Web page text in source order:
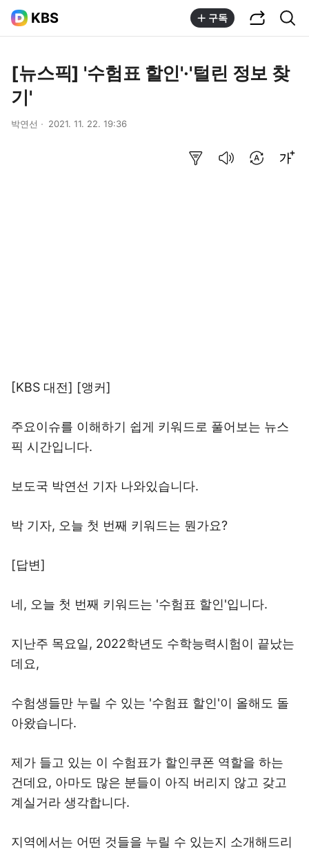
KBS 구독
[뉴스픽] '수험표 할인'·'털린 정보 찾
기'
박연선 2021. 11. 22. 19:36
[KBS 대전] [앵커]
주요이슈를 이해하기 쉽게 키워드로 풀어보는 뉴스
픽 시간입니다.
보도국 박연선 기자 나와있습니다.
박 기자, 오늘 첫 번째 키워드는 뭔가요?
[답변]
네, 오늘 첫 번째 키워드는 '수험표 할인'입니다.
지난주 목요일, 2022학년도 수학능력시험이 끝났는
데요,
수험생들만 누릴 수 있는 '수험표 할인'이 올해도 돌
아왔습니다.
제가 들고 있는 이 수험표가 할인쿠폰 역할을 하는
건데요, 아마도 많은 분들이 아직 버리지 않고 갖고
계실거라 생각합니다.
지역에서는 어떤 것들을 누릴 수 있는지 소개해드리